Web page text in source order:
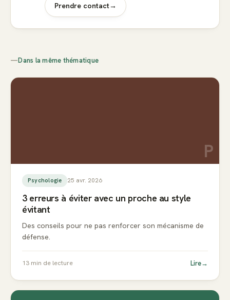
Prendre contact→
—Dans la même thématique
P
Psychologie 25 avr. 2026
3 erreurs à éviter avec un proche au style
évitant
Des conseils pour ne pas renforcer son mécanisme de
défense.
13 min de lecture Lire→